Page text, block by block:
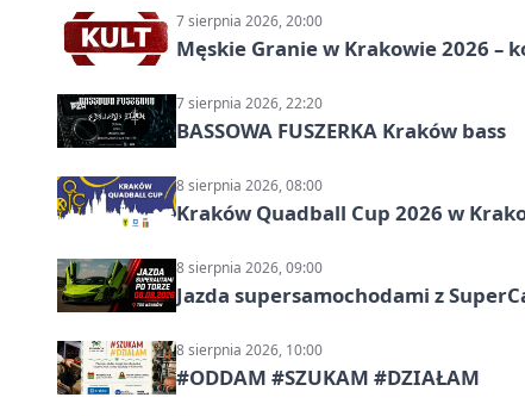
7 sierpnia 2026, 20:00
Męskie Granie w Krakowie 2026 –
7 sierpnia 2026, 22:20
BASSOWA FUSZERKA Kraków bass
8 sierpnia 2026, 08:00
Kraków Quadball Cup 2026 w
8 sierpnia 2026, 09:00
Jazda supersamochodami z
8 sierpnia 2026, 10:00
#ODDAM #SZUKAM #DZIAŁAM